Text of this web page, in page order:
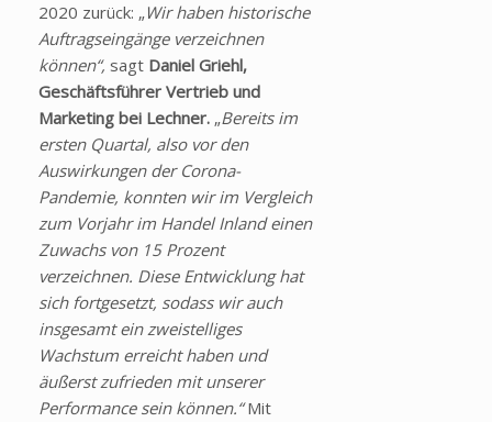
2020 zurück: „Wir haben historische
Auftragseingänge verzeichnen
können“, sagt Daniel Griehl,
Geschäftsführer Vertrieb und
Marketing bei Lechner. „Bereits im
ersten Quartal, also vor den
Auswirkungen der Corona-
Pandemie, konnten wir im Vergleich
zum Vorjahr im Handel Inland einen
Zuwachs von 15 Prozent
verzeichnen. Diese Entwicklung hat
sich fortgesetzt, sodass wir auch
insgesamt ein zweistelliges
Wachstum erreicht haben und
äußerst zufrieden mit unserer
Performance sein können.“Mit